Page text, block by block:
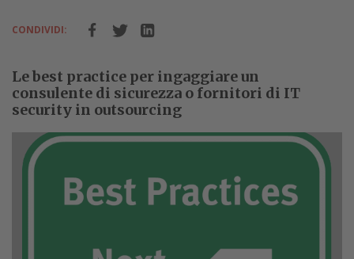
CONDIVIDI:
Le best practice per ingaggiare un
consulente di sicurezza o fornitori di IT
security in outsourcing